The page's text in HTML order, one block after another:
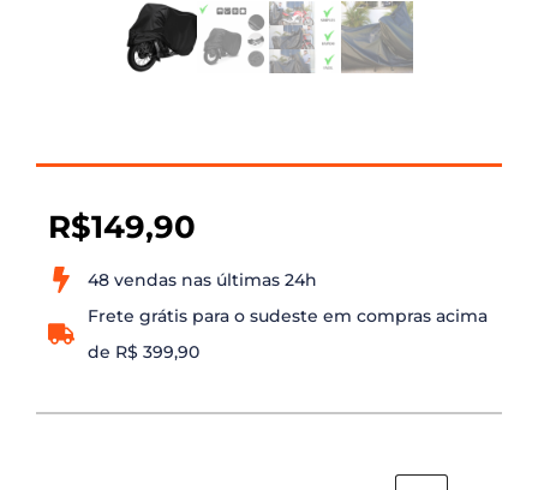
R$149,90
48 vendas nas últimas 24h
Frete grátis para o sudeste em compras acima
de R$ 399,90